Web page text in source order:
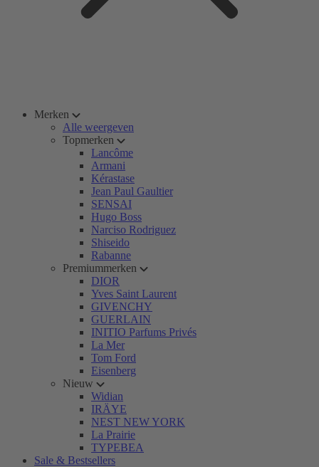
Merken
Alle weergeven
Topmerken
Lancôme
Armani
Kérastase
Jean Paul Gaultier
SENSAI
Hugo Boss
Narciso Rodriguez
Shiseido
Rabanne
Premiummerken
DIOR
Yves Saint Laurent
GIVENCHY
GUERLAIN
INITIO Parfums Privés
La Mer
Tom Ford
Eisenberg
Nieuw
Widian
IRÄYE
NEST NEW YORK
La Prairie
TYPEBEA
Sale & Bestsellers